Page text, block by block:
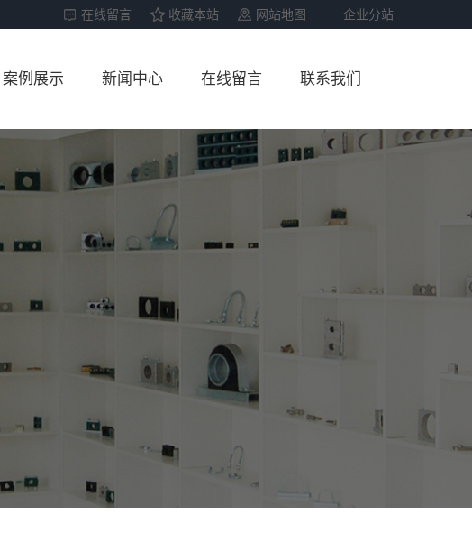
在线留言 收藏本站 网站地图 企业分站
案例展示 新闻中心
行业资讯
在线留言 联系我们
联系我们